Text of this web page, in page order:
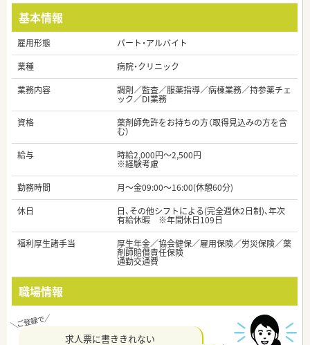
基本情報
雇用形態
パート・アルバイト
業種
病院・クリニック
業務内容
調剤／監査／服薬指導／病棟業務／持参薬チェ
ック／DI業務
資格
薬剤師免許をお持ちの方（取得見込みの方を含
む）
給与
時給2,000円～2,500円
※経験考慮
勤務時間
月～金09:00～16:00(休憩60分)
休日
日、その他シフトによる(完全週休2日制)、年次
有給休暇 ※年間休日109日
福利厚生諸手当
厚生年金／協会健保／雇用保険／労災保険／薬
剤師賠償責任保険
通勤交通費
職場情報
求人票に書ききれない